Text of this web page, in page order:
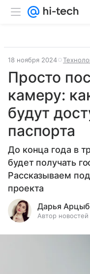
18 ноября 2024
Просто
камеру:
будут
паспорта
До конца года в
будет получать
Рассказываем
проекта
Дарья
Автор новостей